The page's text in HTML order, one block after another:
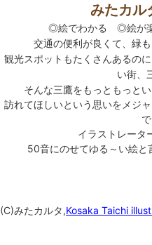
みたカル
◎絵でわかる ◎絵が
交通の便利が良くて、緑
観光スポットもたくさんあるの
い街、
そんな三鷹をもっともっと
訪れてほしいという思いを メジ
で
イラストレータ
50音にのせてゆる～い絵と
(C)みたカルタ,Kosaka Taichi